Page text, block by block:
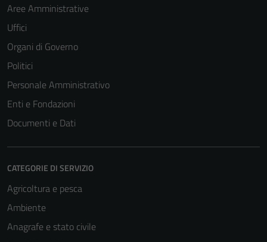
Aree Amministrative
Uffici
Organi di Governo
Politici
Personale Amministrativo
Enti e Fondazioni
Documenti e Dati
CATEGORIE DI SERVIZIO
Agricoltura e pesca
Ambiente
Anagrafe e stato civile